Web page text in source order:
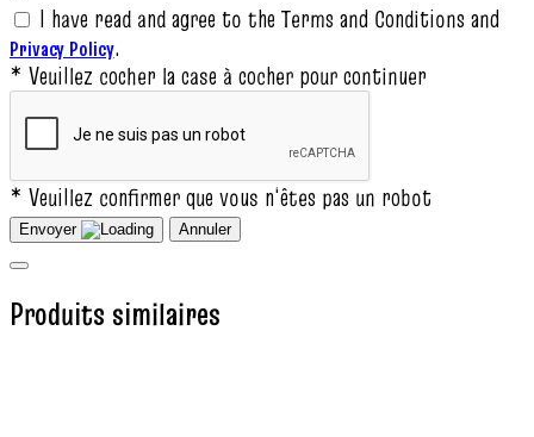
I have read and agree to the Terms and Conditions and
Privacy Policy.
* Veuillez cocher la case à cocher pour continuer
* Veuillez confirmer que vous n‘êtes pas un robot
Envoyer Annuler
Produits similaires